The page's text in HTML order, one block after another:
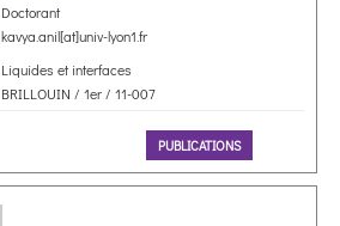
Doctorant
kavya.anil[at]univ-lyon1.fr
Liquides et interfaces
BRILLOUIN / 1er / 11-007
PUBLICATIONS